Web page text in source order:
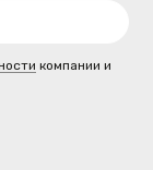
компании и